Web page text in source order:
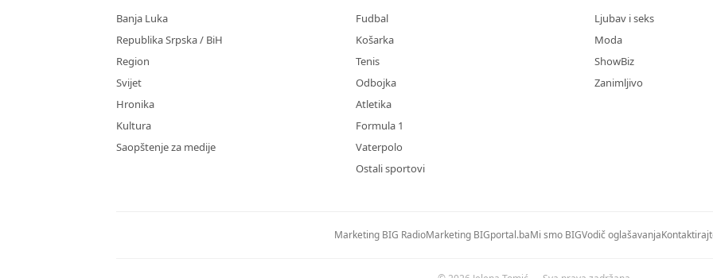
Banja Luka
Republika Srpska / BiH
Region
Svijet
Hronika
Kultura
Saopštenje za medije
Fudbal
Košarka
Tenis
Odbojka
Atletika
Formula 1
Vaterpolo
Ostali sportovi
Ljubav i seks
Moda
ShowBiz
Zanimljivo
Marketing BIG RadioMarketing BIGportal.baMi smo BIGVodič oglašavanja